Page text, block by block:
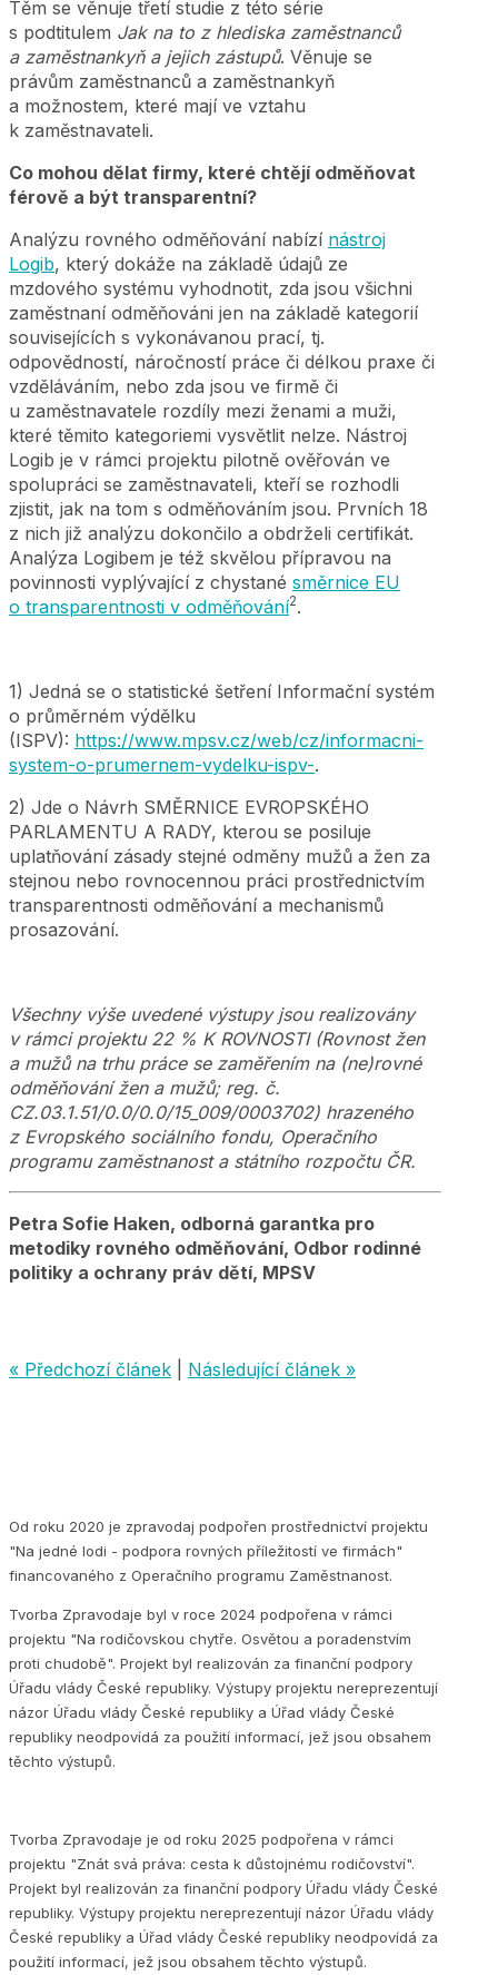
Těm se věnuje třetí studie z této série
s podtitulem Jak na to z hlediska zaměstnanců
a zaměstnankyň a jejich zástupů. Věnuje se
právům zaměstnanců a zaměstnankyň
a možnostem, které mají ve vztahu
k zaměstnavateli.
Co mohou dělat firmy, které chtějí odměňovat
férově a být transparentní?
Analýzu rovného odměňování nabízí nástroj
Logib, který dokáže na základě údajů ze
mzdového systému vyhodnotit, zda jsou všichni
zaměstnaní odměňováni jen na základě kategorií
souvisejících s vykonávanou prací, tj.
odpovědností, náročností práce či délkou praxe či
vzděláváním, nebo zda jsou ve firmě či
u zaměstnavatele rozdíly mezi ženami a muži,
které těmito kategoriemi vysvětlit nelze. Nástroj
Logib je v rámci projektu pilotně ověřován ve
spolupráci se zaměstnavateli, kteří se rozhodli
zjistit, jak na tom s odměňováním jsou. Prvních 18
z nich již analýzu dokončilo a obdrželi certifikát.
Analýza Logibem je též skvělou přípravou na
povinnosti vyplývající z chystané směrnice EU
o transparentnosti v odměňování2.
1) Jedná se o statistické šetření Informační systém
o průměrném výdělku
(ISPV): https://www.mpsv.cz/web/cz/informacni-
system-o-prumernem-vydelku-ispv-.
2) Jde o Návrh SMĚRNICE EVROPSKÉHO
PARLAMENTU A RADY, kterou se posiluje
uplatňování zásady stejné odměny mužů a žen za
stejnou nebo rovnocennou práci prostřednictvím
transparentnosti odměňování a mechanismů
prosazování.
Všechny výše uvedené výstupy jsou realizovány
v rámci projektu 22 % K ROVNOSTI (Rovnost žen
a mužů na trhu práce se zaměřením na (ne)rovné
odměňování žen a mužů; reg. č.
CZ.03.1.51/0.0/0.0/15_009/0003702) hrazeného
z Evropského sociálního fondu, Operačního
programu zaměstnanost a státního rozpočtu ČR.
Petra Sofie Haken, odborná garantka pro
metodiky rovného odměňování, Odbor rodinné
politiky a ochrany práv dětí, MPSV
« Předchozí článek Následující článek »
Od roku 2020 je zpravodaj podpořen prostřednictví projektu
"Na jedné lodi - podpora rovných příležitostí ve firmách"
financovaného z Operačního programu Zaměstnanost.
Tvorba Zpravodaje byl v roce 2024 podpořena v rámci
projektu "Na rodičovskou chytře. Osvětou a poradenstvím
proti chudobě". Projekt byl realizován za finanční podpory
Úřadu vlády České republiky. Výstupy projektu nereprezentují
názor Úřadu vlády České republiky a Úřad vlády České
republiky neodpovídá za použití informací, jež jsou obsahem
těchto výstupů.
Tvorba Zpravodaje je od roku 2025 podpořena v rámci
projektu "Znát svá práva: cesta k důstojnému rodičovství".
Projekt byl realizován za finanční podpory Úřadu vlády České
republiky. Výstupy projektu nereprezentují názor Úřadu vlády
České republiky a Úřad vlády České republiky neodpovídá za
použití informací, jež jsou obsahem těchto výstupů.